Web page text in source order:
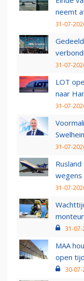
neemt
31-07-
31-07-
LOT
naar
31-07-
31-07-
wegens
31-07-
31-07-
MAA
open
30-